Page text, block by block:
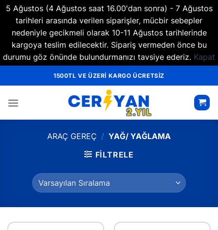
5 Ağustos (4 Ağustos saat 16.00'dan sonra) - 7 Ağustos
tarihleri arasında verilen siparişler, mücbir sebepler
nedeniyle gecikmeli olarak 10-11 Ağustos tarihlerinde
kargoya teslim edilecektir. Sipariş vermeden önce bu
durumu göz önünde bulundurmanızı tavsiye ederiz. Kapat
atla
1500TL VE ÜZERİ KARGO ÜCRETSİZ
ARAÇ GEREÇ / YAĞ/ YAĞLAMA
FILTRELE